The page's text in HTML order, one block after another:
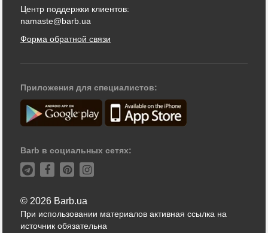
Центр поддержки клиентов:
namaste@barb.ua
Форма обратной связи
Приложения для специалистов:
Barb в социальных сетях:
© 2026 Barb.ua
При использовании материалов активная ссылка на
источник обязательна